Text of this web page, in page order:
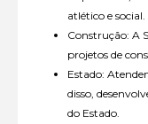
atlético e social.
Construção: A
projetos de
Estado:
disso,
do Estado.